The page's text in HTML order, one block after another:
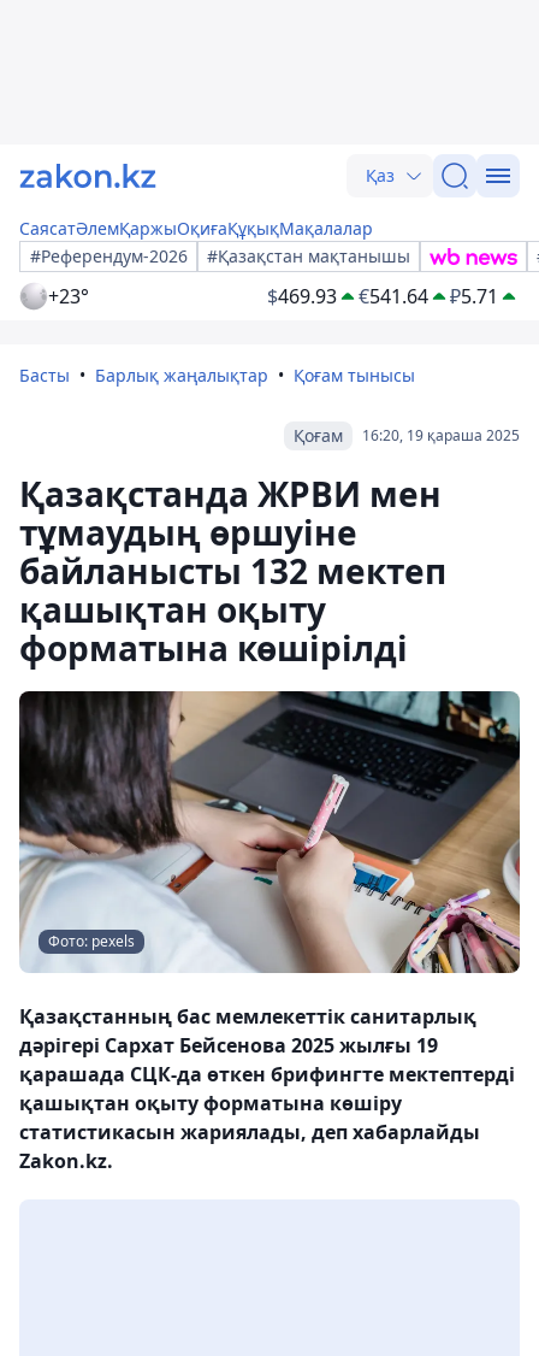
Қаз
СаясатӘлемҚаржыОқиғаҚұқықМақалалар
#Референдум-2026
#Қазақстан мақтанышы
+23° $469.93 €541.64 ₽5.71
Басты Барлық жаңалықтар Қоғам тынысы
16:20, 19 қараша 2025
Қоғам
Қазақстанда ЖРВИ мен
тұмаудың өршуіне
байланысты 132 мектеп
қашықтан оқыту
форматына көшірілді
Фото: pexels
Қазақстанның бас мемлекеттік санитарлық
дәрігері Сархат Бейсенова 2025 жылғы 19
қарашада СЦК-да өткен брифингте мектептерді
қашықтан оқыту форматына көшіру
статистикасын жариялады, деп хабарлайды
Zakon.kz.